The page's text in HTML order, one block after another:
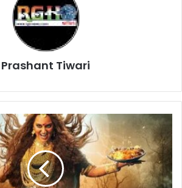
Prashant Tiwari